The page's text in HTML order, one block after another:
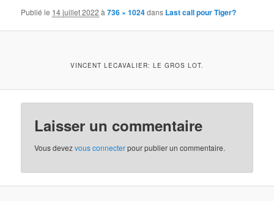
Publié le 14 juillet 2022 à736 × 1024dans Last call pour Tiger?
VINCENT LECAVALIER: LE GROS LOT.
Laisser un commentaire
Vous devezvous connecterpour publier un commentaire.